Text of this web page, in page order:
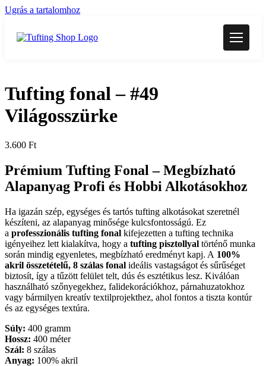
Ugrás a tartalomhoz
Tufting fonal – #49
Világosszürke
3.600 Ft
Prémium Tufting Fonal –Megbízható
Alapanyag Profi és Hobbi Alkotásokhoz
Ha igazán szép, egységes és tartós tufting alkotásokat szeretnél
készíteni, az alapanyag minősége kulcsfontosságú. Ez
a professzionális tufting fonal kifejezetten a tufting technika
igényeihez lett kialakítva, hogy a tufting pisztollyal történő munka
során mindig egyenletes, megbízható eredményt kapj. A 100%
akril összetételű, 8 szálas fonal ideális vastagságot és sűrűséget
biztosít, így a tűzött felület telt, dús és esztétikus lesz. Kiválóan
használható szőnyegekhez, falidekorációkhoz, párnahuzatokhoz
vagy bármilyen kreatív textilprojekthez, ahol fontos a tiszta kontúr
és az egységes textúra.
Súly: 400 gramm
Hossz: 400 méter
Szál: 8 szálas
Anyag: 100% akril